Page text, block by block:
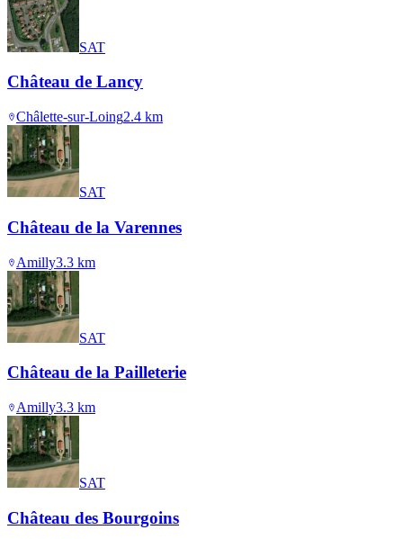
SAT
Château de Lancy
Châlette-sur-Loing2.4 km
SAT
Château de la Varennes
Amilly3.3 km
SAT
Château de la Pailleterie
Amilly3.3 km
SAT
Château des Bourgoins